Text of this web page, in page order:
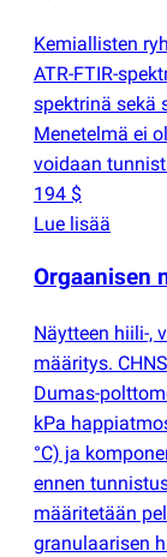
Kemiallisten
ATR-FTIR-
spektrinä sekä
Menetelmä ei
voidaan
194 $
Lue lisää
Orgaanisen
Näytteen hiili-,
määritys.
Dumas-
kPa
°C) ja
ennen
määritetään
granulaarisen